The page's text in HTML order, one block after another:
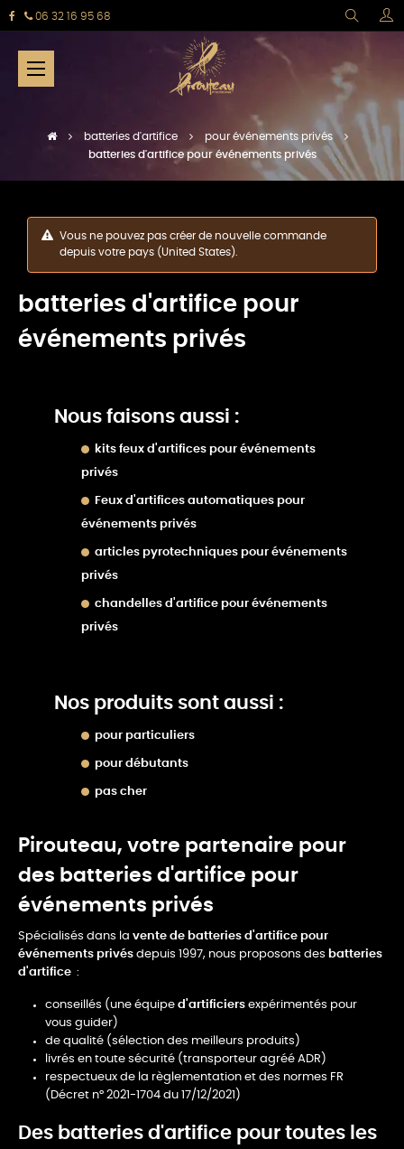
06 32 16 95 68
Basculer
la
☰
batteries d'artifice
pour événements privés
batteries d'artifice pour événements privés
Vous ne pouvez pas créer de nouvelle commande
depuis votre pays (United States).
batteries d'artifice pour
événements privés
Nous faisons aussi :
kits feux d'artifices pour événements
privés
Feux d'artifices automatiques pour
événements privés
articles pyrotechniques pour événements
privés
chandelles d'artifice pour événements
privés
Nos produits sont aussi :
pour particuliers
pour débutants
pas cher
Pirouteau, votre partenaire pour
des batteries d'artifice pour
événements privés
Spécialisés dans la vente de batteries d'artifice pour
événements privés depuis 1997, nous proposons des batteries
d'artifice :
conseillés (une équipe d'artificiers expérimentés pour
vous guider)
de qualité (sélection des meilleurs produits)
livrés en toute sécurité (transporteur agréé ADR)
respectueux de la règlementation et des normes FR
(Décret n° 2021-1704 du 17/12/2021)
Des batteries d'artifice pour toutes les